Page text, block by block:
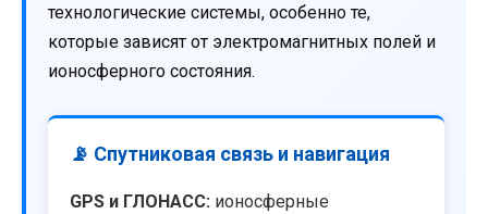
технологические системы, особенно те,
которые зависят от электромагнитных полей и
ионосферного состояния.
📡 Спутниковая связь и навигация
GPS и ГЛОНАСС: ионосферные